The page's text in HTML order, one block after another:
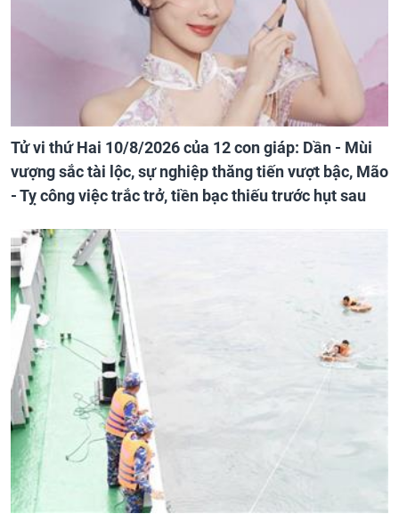
Tử vi thứ Hai 10/8/2026 của 12 con giáp: Dần - Mùi
vượng sắc tài lộc, sự nghiệp thăng tiến vượt bậc, Mão
- Tỵ công việc trắc trở, tiền bạc thiếu trước hụt sau